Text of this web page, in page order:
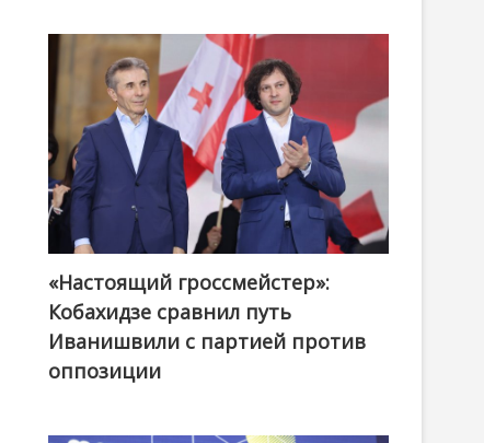
@ქართული ოცნება / Georgian Dream
«Настоящий гроссмейстер»:
Кобахидзе сравнил путь
Иванишвили с партией против
оппозиции